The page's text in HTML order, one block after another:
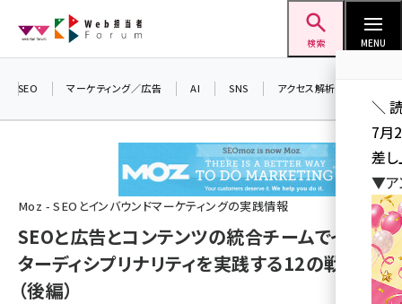
ン
検索 MENU
seo (3523)
ai (2804)
youtube (2429)
SEO マーケティング／広告 AI SNS アクセス解析／データ分析
Moz - SEOとインバウンドマーケティングの実践情報
SEOと広告とコンテンツの統合チームでイン
ターディシプリナリティを実践する12の戦術
（後編）
＼
7月
差し
▼ア